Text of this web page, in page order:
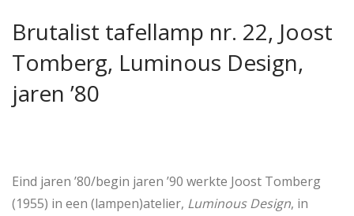
Brutalist tafellamp nr. 22, Joost
Tomberg, Luminous Design,
jaren ’80
Eind jaren ’80/begin jaren ’90 werkte Joost Tomberg
(1955) in een (lampen)atelier, Luminous Design, in